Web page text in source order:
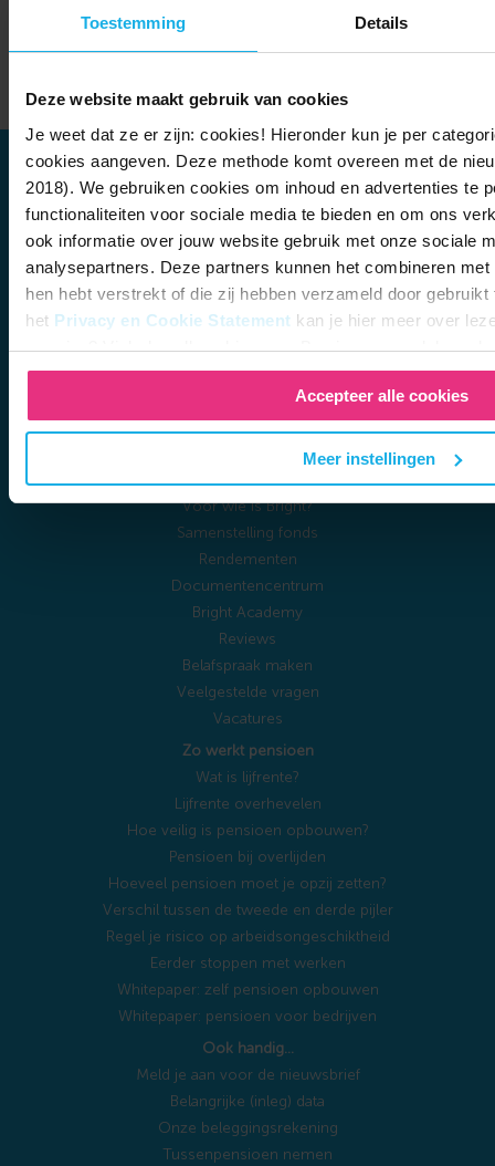
Toestemming Details
Deze website maakt gebruik van cookies
Je weet dat ze er zijn: cookies! Hieronder kun je per
cookies aangeven. Deze methode komt overeen met de
2018). We gebruiken cookies om inhoud en advertenties te
functionaliteiten voor sociale media te bieden en om ons
ook informatie over jouw website gebruik met onze sociale
analysepartners. Deze partners kunnen het combineren
hen hebt verstrekt of die zij hebben verzameld door
het Privacy en Cookie Statement kan je hier meer over
ervaring? Vink dan alle vakjes aan. Ben je per ongeluk op
een hekel aan op jou afgestemde informatie? Laat ze dan uit
Accepteer alle cookies
Meer instellingen
Lees het complete onderzoeksrapport
Over BrightPensioen
Wie wij zijn
Voor wie is Bright?
Samenstelling fonds
Rendementen
Documentencentrum
Bright Academy
Reviews
Belafspraak maken
Veelgestelde vragen
Vacatures
Zo werkt pensioen
Wat is lijfrente?
Lijfrente overhevelen
Hoe veilig is pensioen opbouwen?
Pensioen bij overlijden
Hoeveel pensioen moet je opzij zetten?
Verschil tussen de tweede en derde pijler
Regel je risico op arbeidsongeschiktheid
Eerder stoppen met werken
Whitepaper: zelf pensioen opbouwen
Whitepaper: pensioen voor bedrijven
Ook handig…
Meld je aan voor de nieuwsbrief
Belangrijke (inleg) data
Onze beleggingsrekening
Tussenpensioen nemen